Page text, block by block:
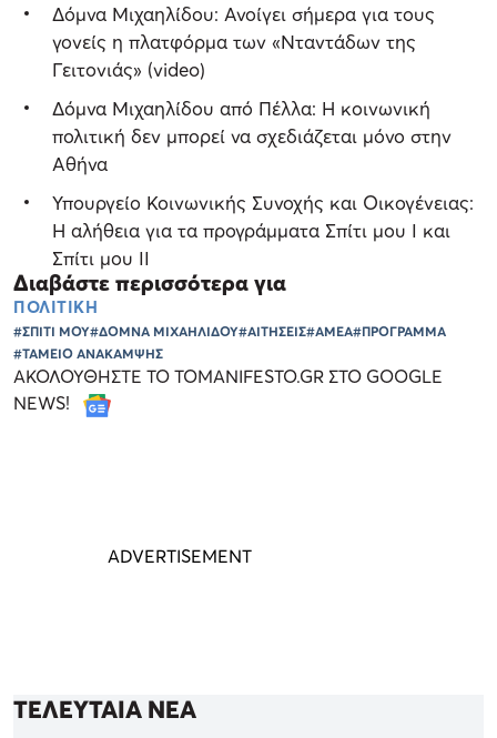
Δόμνα Μιχαηλίδου: Ανοίγει σήμερα για τους
γονείς η πλατφόρμα των «Νταντάδων της
Γειτονιάς» (video)
Δόμνα Μιχαηλίδου από Πέλλα: Η κοινωνική
πολιτική δεν μπορεί να σχεδιάζεται μόνο στην
Αθήνα
Υπουργείο Κοινωνικής Συνοχής και Οικογένειας:
Η αλήθεια για τα προγράμματα Σπίτι μου Ι και
Σπίτι μου ΙΙ
Διαβάστε περισσότερα για
ΠΟΛΙΤΙΚΗ
#ΣΠΙΤΙ ΜΟΥ#ΔΟΜΝΑ ΜΙΧΑΗΛΙΔΟΥ#ΑΙΤΗΣΕΙΣ#ΑΜΕΑ#ΠΡΟΓΡΑΜΜΑ
#ΤΑΜΕΙΟ ΑΝΑΚΑΜΨΗΣ
ΑΚΟΛΟΥΘΗΣΤΕ ΤΟ TOMANIFESTO.GR ΣΤΟ GOOGLE
NEWS!
ΤΕΛΕΥΤΑΙΑ ΝΕΑ